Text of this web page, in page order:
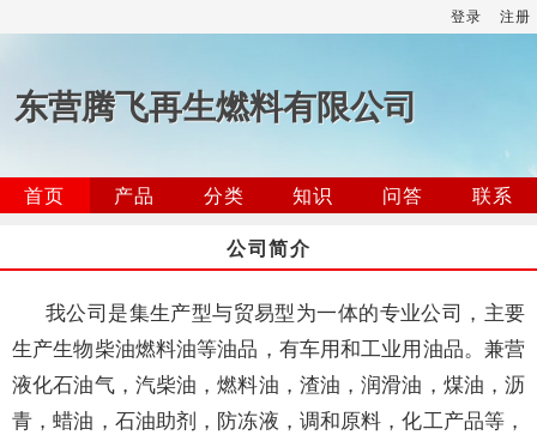
登录 注册
东营腾飞再生燃料有限公司
首页 产品 分类 知识 问答
联系
公司简介
我公司是集生产型与贸易型为一体的专业公司，主要
生产生物柴油燃料油等油品，有车用和工业用油品。兼营
液化石油气，汽柴油，燃料油，渣油，润滑油，煤油，沥
青，蜡油，石油助剂，防冻液，调和原料，化工产品等，